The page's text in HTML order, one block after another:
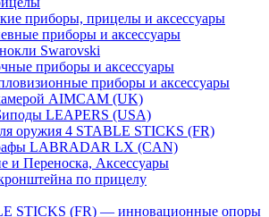
приборы, прицелы и аксессуары
приборы и аксессуары
Swarovski
приборы и аксессуары
приборы и аксессуары
AIMCAM (UK)
LEAPERS (USA)
оружия 4 STABLE STICKS (FR)
LABRADAR LX (CAN)
и Переноска, Аксессуары
по прицелу
STICKS (FR) — инновационные опоры